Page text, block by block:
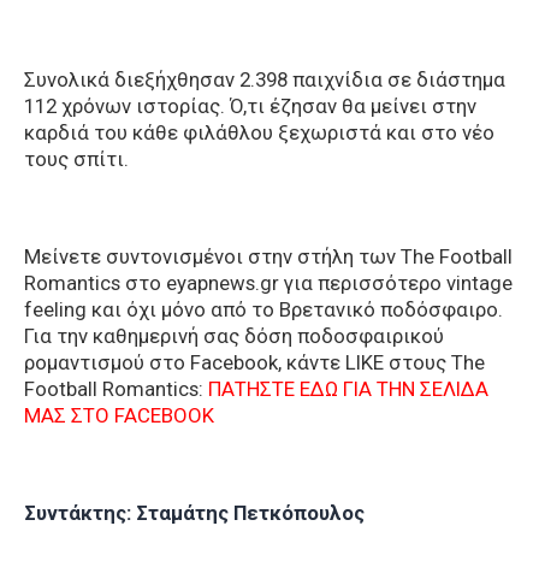
Συνολικά διεξήχθησαν 2.398 παιχνίδια σε διάστημα
112 χρόνων ιστορίας. Ό,τι έζησαν θα μείνει στην
καρδιά του κάθε φιλάθλου ξεχωριστά και στο νέο
τους σπίτι.
Μείνετε συντονισμένοι στην στήλη των The Football
Romantics στο eyapnews.gr για περισσότερο vintage
feeling και όχι μόνο από το Βρετανικό ποδόσφαιρο.
Για την καθημερινή σας δόση ποδοσφαιρικού
ρομαντισμού στο Facebook, κάντε LIKE στους The
Football Romantics: ΠΑΤΗΣΤΕ ΕΔΩ ΓΙΑ ΤΗΝ ΣΕΛΙΔΑ
ΜΑΣ ΣΤΟ FACEBOOK
Συντάκτης: Σταμάτης Πετκόπουλος